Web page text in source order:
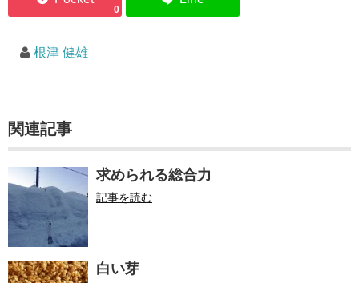
0
根津 健雄
関連記事
求められる総合力
記事を読む
白い芽